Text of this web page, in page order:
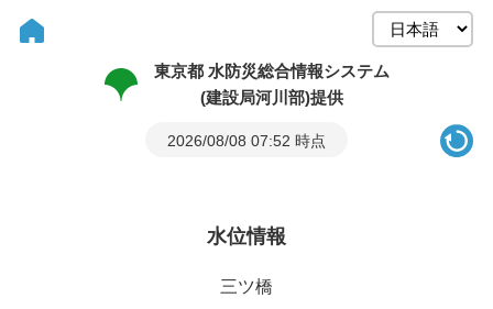
東京都 水防災総合情報システム
(建設局河川部)提供
2026/08/08 07:52 時点
水位情報
三ツ橋